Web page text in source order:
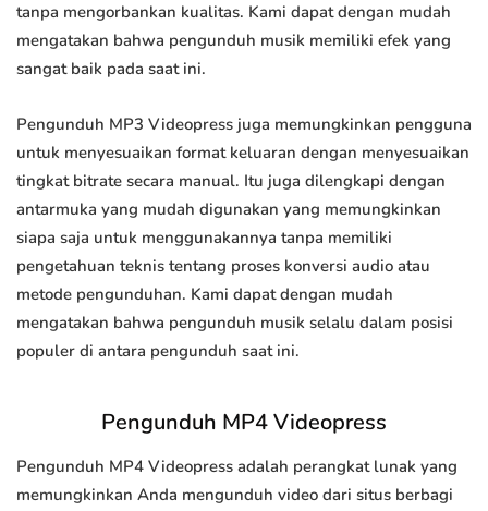
tanpa mengorbankan kualitas. Kami dapat dengan mudah
mengatakan bahwa pengunduh musik memiliki efek yang
sangat baik pada saat ini.
Pengunduh MP3 Videopress juga memungkinkan pengguna
untuk menyesuaikan format keluaran dengan menyesuaikan
tingkat bitrate secara manual. Itu juga dilengkapi dengan
antarmuka yang mudah digunakan yang memungkinkan
siapa saja untuk menggunakannya tanpa memiliki
pengetahuan teknis tentang proses konversi audio atau
metode pengunduhan. Kami dapat dengan mudah
mengatakan bahwa pengunduh musik selalu dalam posisi
populer di antara pengunduh saat ini.
Pengunduh MP4 Videopress
Pengunduh MP4 Videopress adalah perangkat lunak yang
memungkinkan Anda mengunduh video dari situs berbagi